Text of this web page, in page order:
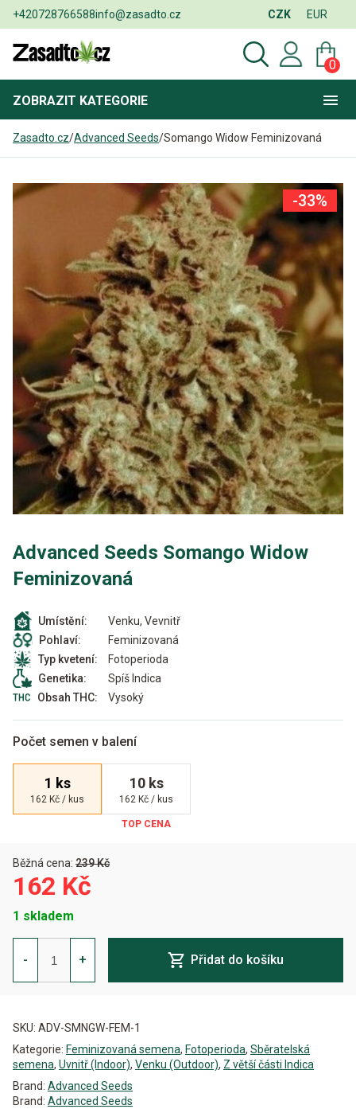
+420728766588info@zasadto.cz CZK EUR
0
ZOBRAZIT KATEGORIE
Zasadto.cz/Advanced Seeds/Somango Widow Feminizovaná
Advanced Seeds Somango Widow
Feminizovaná
Umístění:
Venku, Vevnitř
Pohlaví:
Feminizovaná
Typ kvetení:
Fotoperioda
Genetika:
Spíš Indica
Obsah THC:
Vysoký
Počet semen v balení
1 ks
162 Kč / kus
10 ks
162 Kč / kus
Běžná cena: 239 Kč
-33%
162 Kč
1 skladem
-
Somango
Widow
Feminizovaná
množství
+ Přidat do košíku
SKU: ADV-SMNGW-FEM-1
Kategorie: Feminizovaná semena, Fotoperioda, Sběratelská
semena, Uvnitř (Indoor), Venku (Outdoor), Z větší části Indica
Brand: Advanced Seeds
Brand: Advanced Seeds